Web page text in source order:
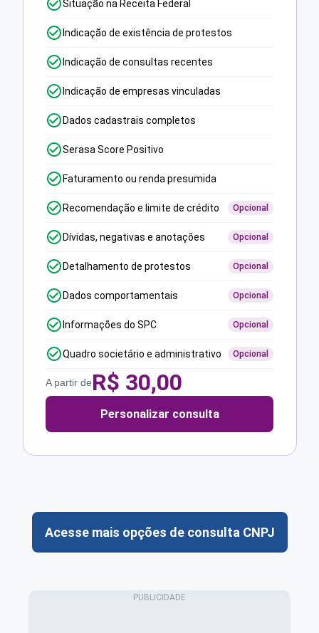
Situação na Receita Federal
Indicação de existência de protestos
Indicação de consultas recentes
Indicação de empresas vinculadas
Dados cadastrais completos
Serasa Score Positivo
Faturamento ou renda presumida
Recomendação e limite de crédito Opcional
Dívidas, negativas e anotações Opcional
Detalhamento de protestos Opcional
Dados comportamentais Opcional
Informações do SPC Opcional
Quadro societário e administrativo Opcional
A partir deR$ 30,00
Personalizar consulta
Acesse mais opções de consulta CNPJ